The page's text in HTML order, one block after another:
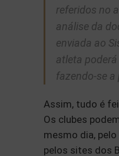
referidos no
análise da
enviada ao
atleta
fazendo-se a
Assim, tudo é
Os clubes
mesmo dia, pelo
pelos sites dos